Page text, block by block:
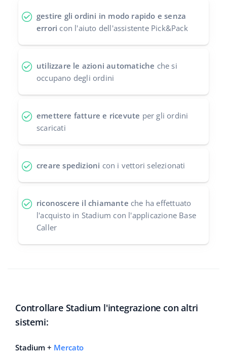
gestire gli ordini in modo rapido e senza
errori con l'aiuto dell'assistente Pick&Pack
utilizzare le azioni automatiche che si
occupano degli ordini
emettere fatture e ricevute per gli ordini
scaricati
creare spedizioni con i vettori selezionati
riconoscere il chiamante che ha effettuato
l'acquisto in Stadium con l'applicazione Base
Caller
Controllare Stadium l'integrazione con altri
sistemi:
Stadium + Mercato